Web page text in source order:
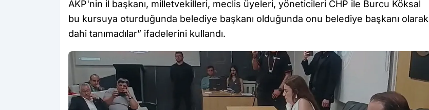
AKP'nin il başkanı, milletvekilleri, meclis üyeleri, yöneticileri CHP ile Burcu Köksal
bu kursuya oturduğunda belediye başkanı olduğunda onu belediye başkanı olarak
dahi tanımadılar” ifadelerini kullandı.